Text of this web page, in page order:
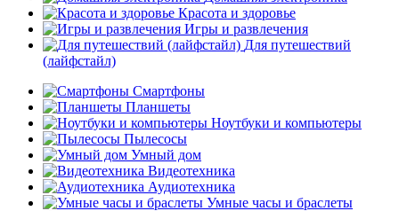
Красота и здоровье
Игры и развлечения
Для путешествий
(лайфстайл)
Смартфоны
Планшеты
Ноутбуки и компьютеры
Пылесосы
Умный дом
Видеотехника
Аудиотехника
Умные часы и браслеты